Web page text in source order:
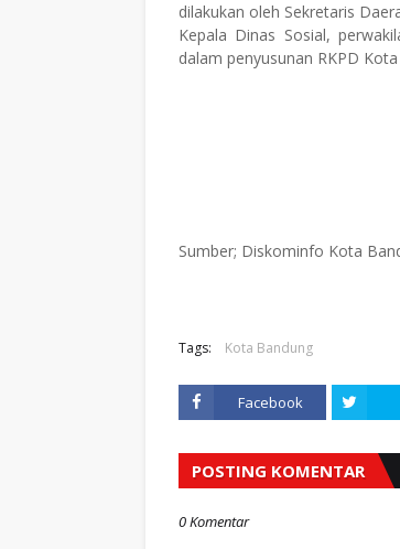
dilakukan oleh Sekretaris
Kepala Dinas Sosial,
dalam penyusunan RKPD
Sumber; Diskominfo Kota
Tags: Kota Bandung
Facebook
POSTING KOMENTAR
0 Komentar